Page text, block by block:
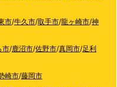
市/牛久市/取手市/龍ヶ崎市/神
市/鹿沼市/佐野市/真岡市/足利
崎市/藤岡市